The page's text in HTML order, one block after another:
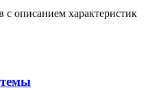
с описанием характеристик